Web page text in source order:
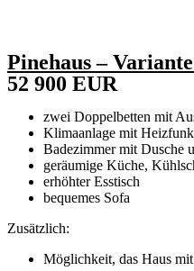
Pinehaus –
52 900 EUR
​zwei Doppelbetten mit
Klimaanlage mit
Badezimmer mit Dusche
geräumige Küche,
erhöhter Esstisch
bequemes Sofa
Zusätzlich:
Möglichkeit, das Haus